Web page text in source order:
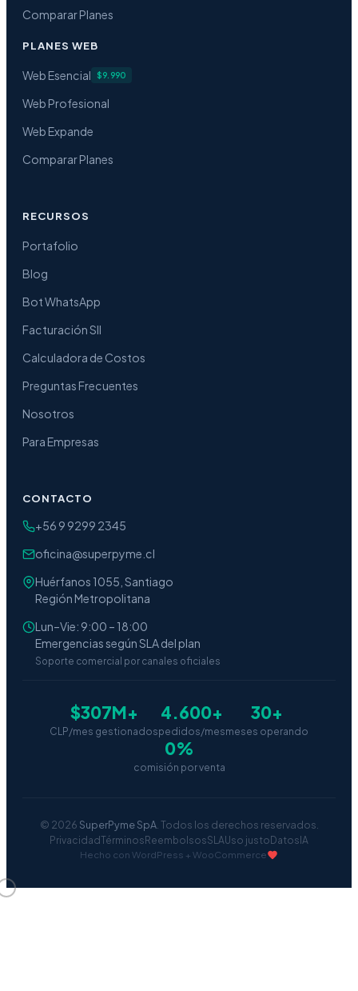
Comparar Planes
PLANES WEB
Web Esencial $9.990
Web Profesional
Web Expande
Comparar Planes
RECURSOS
Portafolio
Blog
Bot WhatsApp
Facturación SII
Calculadora de Costos
Preguntas Frecuentes
Nosotros
Para Empresas
CONTACTO
+56 9 9299 2345
oficina@superpyme.cl
Huérfanos 1055, Santiago
Región Metropolitana
Lun–Vie: 9:00 – 18:00
Emergencias según SLA del plan
Soporte comercial por canales oficiales
$307M+
CLP/mes gestionados
4.600+
pedidos/mes
30+
meses operando
0%
comisión por venta
© 2026 SuperPyme SpA. Todos los derechos reservados.
PrivacidadTérminos ReembolsosSLAUso justo Datos IA
Hecho con WordPress + WooCommerce